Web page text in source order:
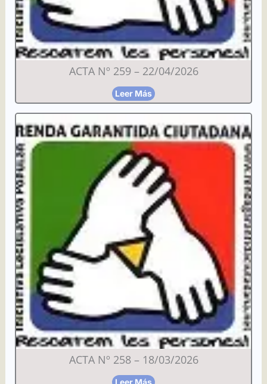
ACTA Nº 259 – 22/04/2026
Leer Más
ACTA Nº 258 – 18/03/2026